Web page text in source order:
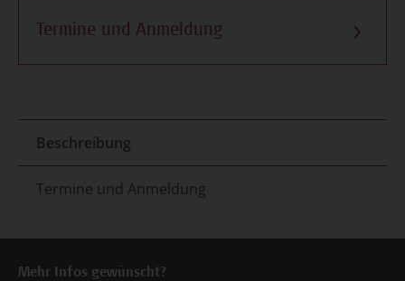
Termine und Anmeldung
Beschreibung
Termine und Anmeldung
Mehr Infos gewünscht?